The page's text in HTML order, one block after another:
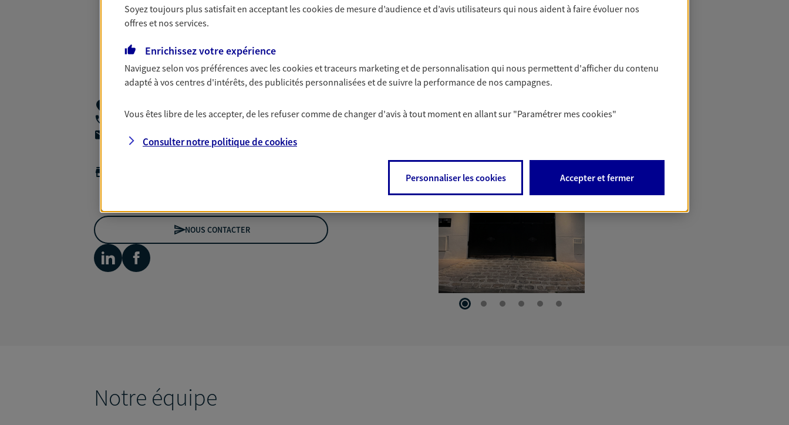
06 85 13 46 72
agencea2p.sophie.arnaud@axa.fr
NOUS CONTACTER
Notre équipe
Soyez toujours plus satisfait en acceptant lescookiesde mesure d’audience et d’avis utilisateurs qui nous aident à faire évoluer nos
offres et nos services.
Enrichissez votre expérience
Naviguez selon vos préférences avec lescookies et traceurs marketing et de personnalisation qui nous permettent d'afficher du contenu
adapté à vos centres d'intérêts, des publicités personnalisées et de suivre la performance de nos campagnes.
Vous êtes libre de les accepter, de les refuser comme de changer d'avis à tout moment en allant sur "Paramétrer mescookies"
Consulter notre politique decookies
Personnaliser les cookies Accepter et fermer